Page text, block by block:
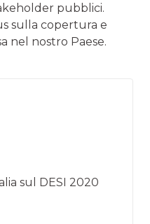
pubblici.
sulla copertura e
nel nostro Paese.
sul DESI 2020